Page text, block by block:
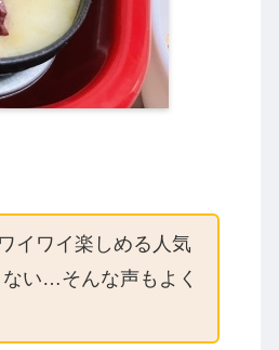
イワイ楽しめる人気
い…そんな声もよく